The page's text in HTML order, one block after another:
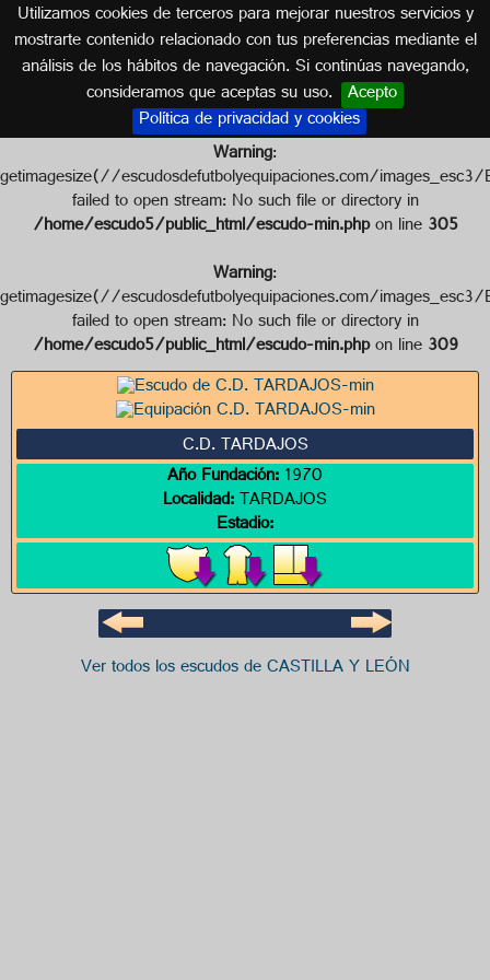
Utilizamos cookies de terceros para mejorar nuestros servicios y
mostrarte contenido relacionado con tus preferencias mediante el
análisis de los hábitos de navegación. Si continúas navegando,
consideramos que aceptas su uso. Acepto
Política de privacidad y cookies
Escudo de C.D. TARDAJOS
CASTILLA Y LEÓN
Warning:
getimagesize(//escudosdefutbolyequipaciones.com/
failed to open stream: No such file or directory in
/home/escudo5/public_html/escudo-min.phpon line305
Warning:
getimagesize(//escudosdefutbolyequipaciones.com/
failed to open stream: No such file or directory in
/home/escudo5/public_html/escudo-min.phpon line309
C.D. TARDAJOS
Año Fundación:1970
Localidad:TARDAJOS
Estadio:
Ver todos los escudos de CASTILLA Y LEÓN